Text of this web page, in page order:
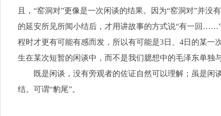
且，“窑洞对”更像是一次闲谈的结果。因为“窑洞对”并
的延安所见所闻小结后，才用讲故事的方式说“有一回
程时才更有可能有感而发，所以有可能是3日、4日的某一
生在某次短暂的闲谈中，而不是我们臆想中的毛泽东单
既是闲谈，没有旁观者的佐证自然可以理解；虽是
结。可谓“豹尾”。